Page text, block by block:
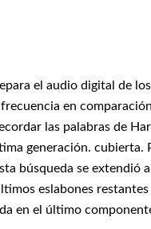
el audio digital de
en
las palabras de
generación.
búsqueda se
eslabones
en el último